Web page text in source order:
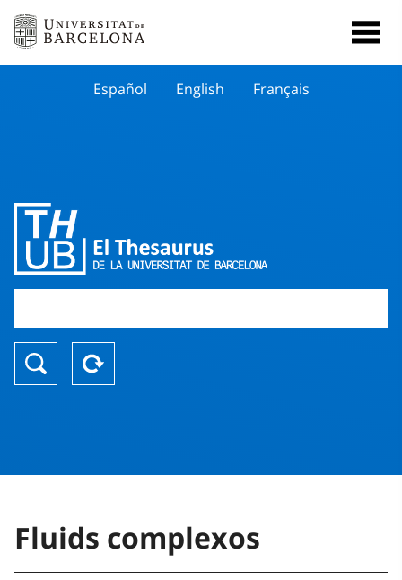
Español English Français
Fluids complexos